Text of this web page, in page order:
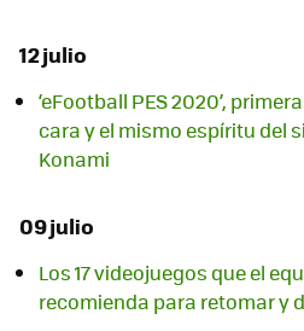
12 julio
‘eFootball PES 2020’,
cara y el mismo espíritu del
Konami
09 julio
Los 17 videojuegos que el
recomienda para retomar y